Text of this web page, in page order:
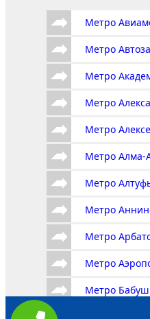
Метро
Метро
Метро
Метро
Метро
Метро Алма-
Метро
Метро
Метро
Метро
Метро